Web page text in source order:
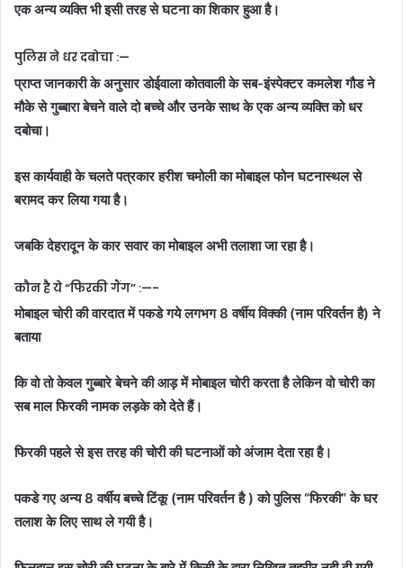
एक अन्य व्यक्ति भी इसी तरह से घटना का शिकार हुआ है।
पुलिस ने धर दबोचा :—
प्राप्त जानकारी के अनुसार डोईवाला कोतवाली के सब-इंस्पेक्टर कमलेश गौड ने
मौके से गुब्बारा बेचने वाले दो बच्चे और उनके साथ के एक अन्य व्यक्ति को धर
दबोचा।
इस कार्यवाही के चलते पत्रकार हरीश चमोली का मोबाइल फोन घटनास्थल से
बरामद कर लिया गया है।
जबकि देहरादून के कार सवार का मोबाइल अभी तलाशा जा रहा है।
कौन है ये “फिरकी गैंग” :—-
मोबाइल चोरी की वारदात में पकडे गये लगभग 8 वर्षीय विक्की (नाम परिवर्तन है) ने
बताया
कि वो तो केवल गुब्बारे बेचने की आड़ में मोबाइल चोरी करता है लेकिन वो चोरी का
सब माल फिरकी नामक लड़के को देते हैं।
फिरकी पहले से इस तरह की चोरी की घटनाओं को अंजाम देता रहा है।
पकडे गए अन्य 8 वर्षीय बच्चे टिंकू (नाम परिवर्तन है ) को पुलिस “फिरकी” के घर
तलाश के लिए साथ ले गयी है।